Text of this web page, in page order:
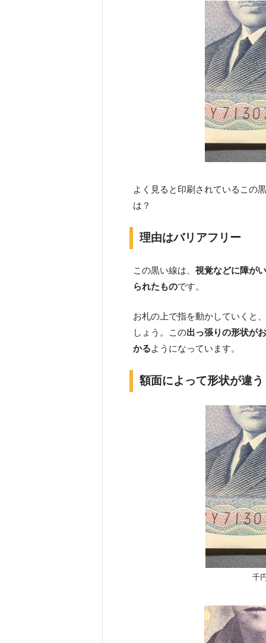
よく見ると印刷されているこの
は？
理由はバリアフリー
この黒い線は、視覚などに障が
られたものです。
お札の上で指を動かしていくと
しょう。この出っ張りの形状が
かるようになっています。
額面によって形状が違う
千